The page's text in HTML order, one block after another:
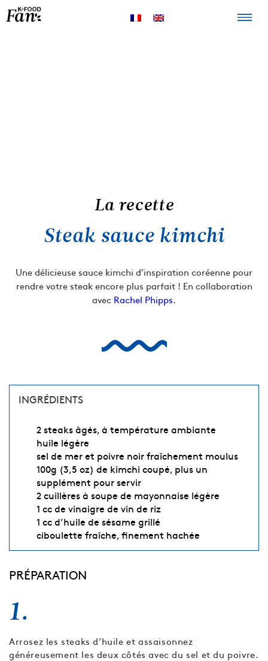
La recette
Steak sauce kimchi
Une délicieuse sauce kimchi d’inspiration coréenne pour
rendre votre steak encore plus parfait ! En collaboration
avec Rachel Phipps.
INGRÉDIENTS
2 steaks âgés, à température ambiante
huile légère
sel de mer et poivre noir fraîchement moulus
100g (3,5 oz) de kimchi coupé, plus un
supplément pour servir
2 cuillères à soupe de mayonnaise légère
1 cc de vinaigre de vin de riz
1 cc d’huile de sésame grillé
ciboulette fraîche, finement hachée
PRÉPARATION
1.
Arrosez les steaks d’huile et assaisonnez
généreusement les deux côtés avec du sel et du poivre.